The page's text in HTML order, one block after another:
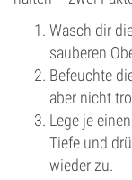
Wasch dir
sauberen
Befeuchte
aber nicht
Lege je
Tiefe und
wieder zu.